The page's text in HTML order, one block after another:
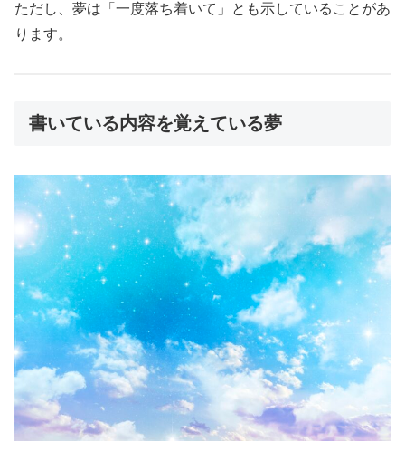
ただし、夢は「一度落ち着いて」とも示していることがあ
ります。
書いている内容を覚えている夢